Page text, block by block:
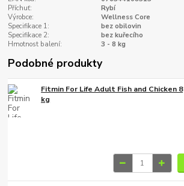
Příchuť:
Rybí
Výrobce:
Wellness Core
Specifikace 1:
bez obilovin
Specifikace 2:
bez kuřecího
Hmotnost balení:
3 - 8 kg
Podobné produkty
Fitmin For Life Adult Fish and Chicken 8
kg